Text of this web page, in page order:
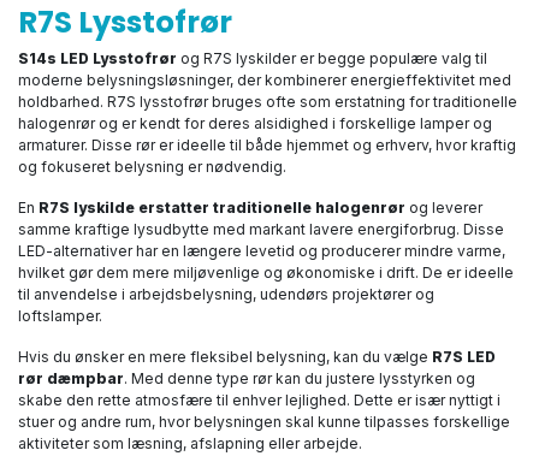
R7S Lysstofrør
S14s LED Lysstofrør og R7S lyskilder er begge populære valg til
moderne belysningsløsninger, der kombinerer energieffektivitet med
holdbarhed. R7S lysstofrør bruges ofte som erstatning for traditionelle
halogenrør og er kendt for deres alsidighed i forskellige lamper og
armaturer. Disse rør er ideelle til både hjemmet og erhverv, hvor kraftig
og fokuseret belysning er nødvendig.
En R7S lyskilde erstatter traditionelle halogenrør og leverer
samme kraftige lysudbytte med markant lavere energiforbrug. Disse
LED-alternativer har en længere levetid og producerer mindre varme,
hvilket gør dem mere miljøvenlige og økonomiske i drift. De er ideelle
til anvendelse i arbejdsbelysning, udendørs projektører og
loftslamper.
Hvis du ønsker en mere fleksibel belysning, kan du vælge R7S LED
rør dæmpbar. Med denne type rør kan du justere lysstyrken og
skabe den rette atmosfære til enhver lejlighed. Dette er især nyttigt i
stuer og andre rum, hvor belysningen skal kunne tilpasses forskellige
aktiviteter som læsning, afslapning eller arbejde.